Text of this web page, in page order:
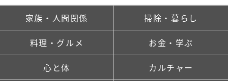
家族・人間関係 掃除・暮らし
料理・グルメ お金・学ぶ
心と体 カルチャー